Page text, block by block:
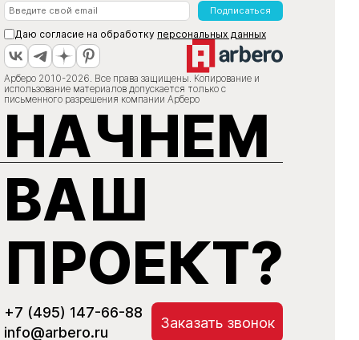
Подписаться
Даю согласие на обработку персональных данных
Арберо 2010-2026. Все права защищены. Копирование и
использование материалов допускается только с
письменного разрешения компании Арберо
НАЧНЕМ
ВАШ
ПРОЕКТ?
+7 (495) 147-66-88
info@arbero.ru
Заказать звонок